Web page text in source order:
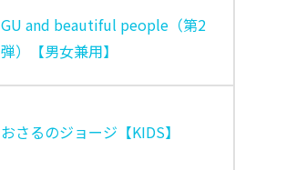
GU and beautiful people（第2
弾）【男女兼用】
おさるのジョージ【KIDS】